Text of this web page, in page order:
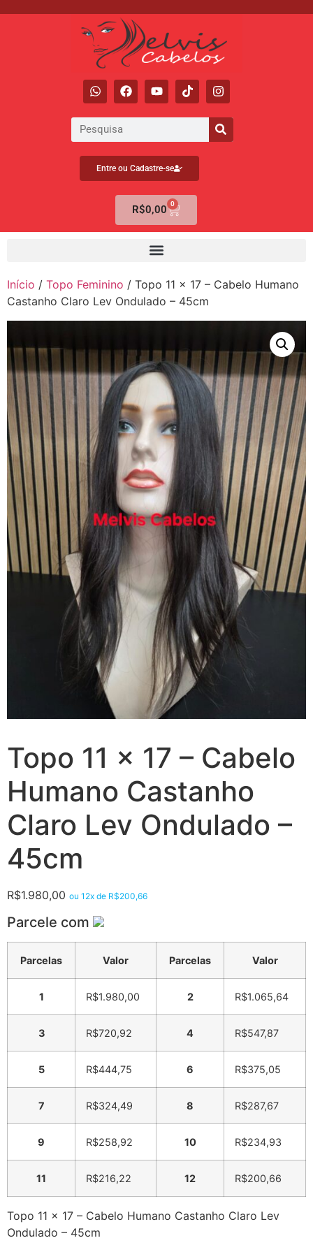
Entre ou Cadastre-se
R$0,00 0
Início / Topo Feminino / Topo 11 x 17 – Cabelo Humano
Castanho Claro Lev Ondulado – 45cm
Topo 11 x 17 – Cabelo
Humano Castanho
Claro Lev Ondulado –
45cm
R$1.980,00 ou 12x de R$200,66
Parcele com
Parcelas Valor Parcelas Valor
1 R$1.980,00 2 R$1.065,64
3 R$720,92 4 R$547,87
5 R$444,75 6 R$375,05
7 R$324,49 8 R$287,67
9 R$258,92 10 R$234,93
11 R$216,22 12 R$200,66
Topo 11 x 17 – Cabelo Humano Castanho Claro Lev
Ondulado – 45cm